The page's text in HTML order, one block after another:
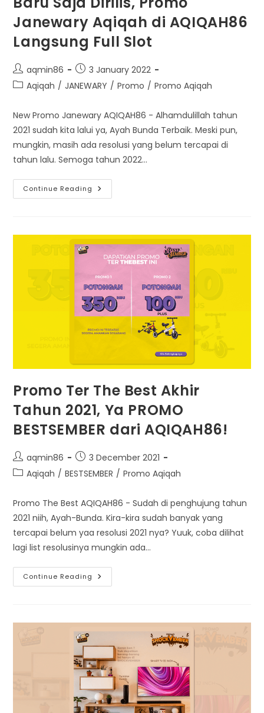
Janewary Aqiqah di AQIQAH86
Langsung Full Slot
Post
author:
aqmin86
Post
published:
3 January 2022
PostAqiqah / JANEWARY / Promo / Promo Aqiqah
New Promo Janewary AQIQAH86 - Alhamdulillah tahun
2021 sudah kita lalui ya, Ayah Bunda Terbaik. Meski pun,
mungkin, masih ada resolusi yang belum tercapai di
tahun lalu. Semoga tahun 2022…
Continue Reading Baru
Saja
Di
AQIQAH86
Langsung
Full
Promo Ter The Best Akhir
Tahun 2021, Ya PROMO
BESTSEMBER dari AQIQAH86!
Post
author:
aqmin86
Post
published:
3 December 2021
PostAqiqah / BESTSEMBER / Promo Aqiqah
Promo The Best AQIQAH86 - Sudah di penghujung tahun
2021 niih, Ayah-Bunda. Kira-kira sudah banyak yang
tercapai belum yaa resolusi 2021 nya? Yuuk, coba dilihat
lagi list resolusinya mungkin ada…
Continue Reading Promo
Ter
2021,
Ya
PROMO
BESTSEMBER
Dari
AQIQAH86!